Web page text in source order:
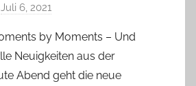
Juli 6, 2021
n
Y
v
by Moments – Und
Neuigkeiten aus der
Abend geht die neue